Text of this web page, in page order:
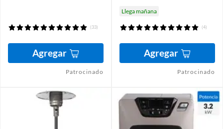
(33)
Agregar
Patrocinado
Llega mañana
(4)
Agregar
Patrocinado